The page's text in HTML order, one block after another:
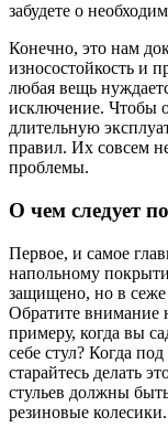
забудете о
Конечно, это нам
износостойкость и
любая вещь
исключение. Чтобы
длительную
правил. Их совсем
проблемы.
О чем следует
Первое, и самое
напольному
защищено, но в сеже
Обратите внимание
примеру, когда вы
себе стул? Когда
старайтесь делать
стульев должны
резиновые колесики.